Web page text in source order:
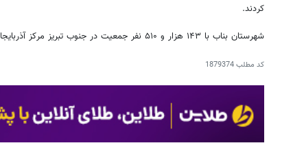
کردند.
شهرستان بناب با ۱۴۳ هزار و ۵۱۰ نفر جمعیت در جنوب تبریز مرکز آذربایجان شرقی قرار گرفته است.
کد مطلب1879374